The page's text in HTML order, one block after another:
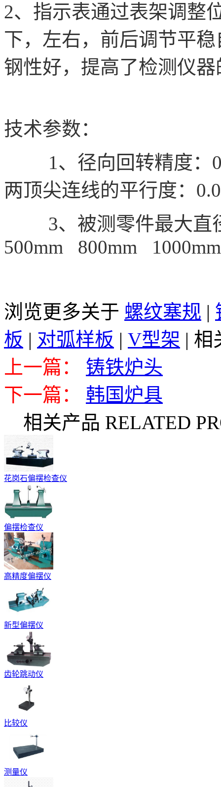
2、指示表通过表架调整
下，左右，前后调节平
钢性好，提高了检测仪
技术参数：
1、径向回转精度：
两顶尖连线的平行度：
3、被测零件最大直
500mm 800mm 1000mm
浏览更多关于 螺纹塞规 |
板 | 对弧样板 | V型架 | 相
上一篇：
铸铁炉头
下一篇：
韩国炉具
相关产品 RELATED
花岗石偏摆检查仪
偏摆检查仪
高精度偏摆仪
新型偏摆仪
齿轮跳动仪
比较仪
测量仪